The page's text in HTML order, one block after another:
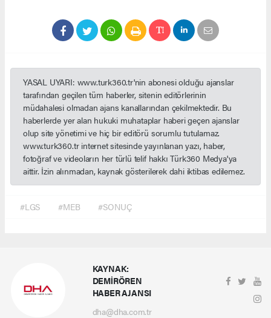
YASAL UYARI: www.turk360.tr'nin abonesi olduğu ajanslar
tarafından geçilen tüm haberler, sitenin editörlerinin
müdahalesi olmadan ajans kanallarından çekilmektedir. Bu
haberlerde yer alan hukuki muhataplar haberi geçen ajanslar
olup site yönetimi ve hiç bir editörü sorumlu tutulamaz.
www.turk360.tr internet sitesinde yayınlanan yazı, haber,
fotoğraf ve videoların her türlü telif hakkı Türk360 Medya'ya
aittir. İzin alınmadan, kaynak gösterilerek dahi iktibas edilemez.
#LGS #MEB #SONUÇ
KAYNAK:
DEMİRÖREN
HABER AJANSI
dha@dha.com.tr